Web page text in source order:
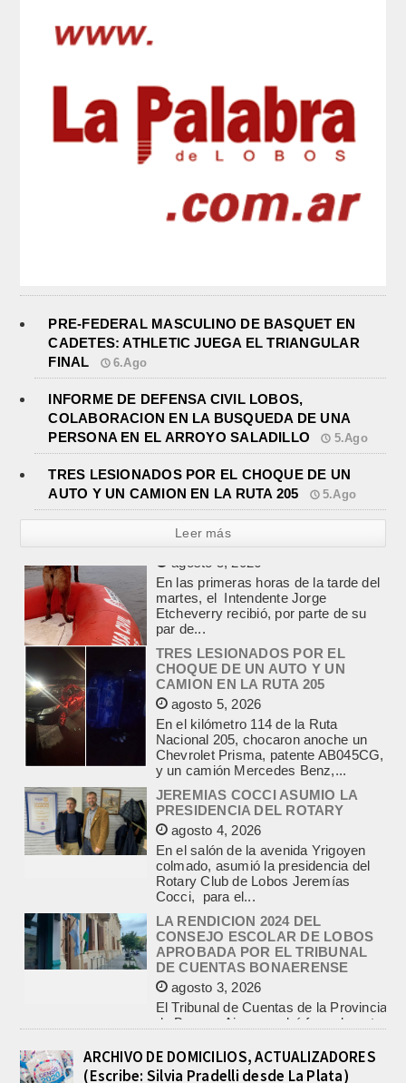
PRE-FEDERAL MASCULINO DE BASQUET EN
CADETES: ATHLETIC JUEGA EL TRIANGULAR
FINAL
6.Ago
INFORME DE DEFENSA CIVIL LOBOS,
COLABORACION EN LA BUSQUEDA DE UNA
PERSONA EN EL ARROYO SALADILLO
5.Ago
TRES LESIONADOS POR EL CHOQUE DE UN
AUTO Y UN CAMION EN LA RUTA 205
5.Ago
Leer más
TRES LESIONADOS POR EL
CHOQUE DE UN AUTO Y UN
CAMION EN LA RUTA 205
agosto 5, 2026
En el kilómetro 114 de la Ruta
Nacional 205, chocaron anoche un
Chevrolet Prisma, patente AB045CG,
y un camión Mercedes Benz,...
JEREMIAS COCCI ASUMIO LA
PRESIDENCIA DEL ROTARY
agosto 4, 2026
En el salón de la avenida Yrigoyen
colmado, asumió la presidencia del
Rotary Club de Lobos Jeremías
Cocci, para el...
LA RENDICION 2024 DEL
CONSEJO ESCOLAR DE LOBOS
APROBADA POR EL TRIBUNAL
DE CUENTAS BONAERENSE
El Tribunal de Cuentas de la Provincia
de Buenos Aires aprobó formalmente
la rendición de cuentas
correspondiente al Ejercicio 2024,...
PRE-FEDERAL MASCULINO DE
BASQUET EN CADETES:
ATHLETIC JUEGA EL
TRIANGULAR FINAL
agosto 6, 2026
ARCHIVO DE DOMICILIOS, ACTUALIZADORES
(Escribe: Silvia Pradelli desde La Plata)